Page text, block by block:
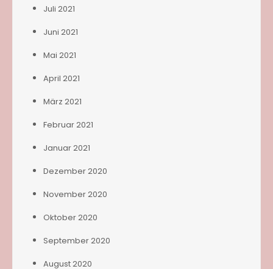
Juli 2021
Juni 2021
Mai 2021
April 2021
März 2021
Februar 2021
Januar 2021
Dezember 2020
November 2020
Oktober 2020
September 2020
August 2020